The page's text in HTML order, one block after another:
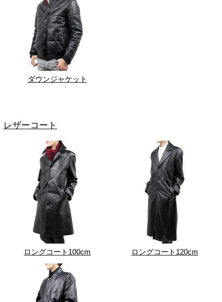
ダウンジャケット
レザーコート
ロングコート100cm ロングコート120cm